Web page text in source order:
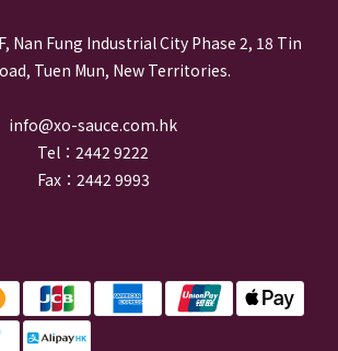
Nan Fung Industrial City Phase 2, 18 Tin
Tuen Mun, New Territories.
info@xo-sauce.com.hk
Tel：2442 9222
Fax：2442 9993